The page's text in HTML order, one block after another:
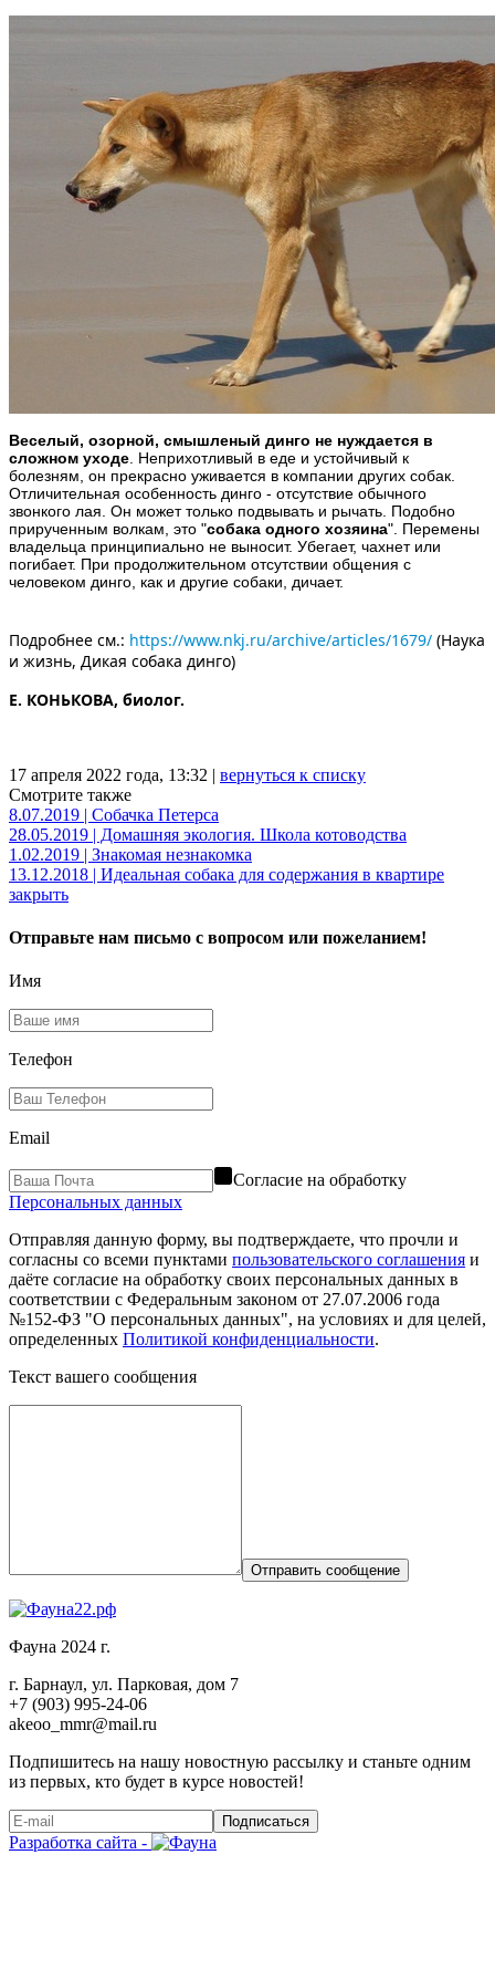
Веселый, озорной, смышленый динго не нуждается в
сложном уходе . Неприхотливый в еде и устойчивый к
болезням, он прекрасно уживается в компании других собак.
Отличительная особенность динго - отсутствие обычного
звонкого лая. Он может только подвывать и рычать. Подобно
прирученным волкам, это "собака одного хозяина". Перемены
владельца принципиально не выносит. Убегает, чахнет или
погибает. При продолжительном отсутствии общения с
человеком динго, как и другие собаки, дичает.
Подробнее см.: https://www.nkj.ru/archive/articles/1679/ (Наука
и жизнь, Дикая собака динго)
Е. КОНЬКОВА, биолог.
17 апреля 2022 года, 13:32 | вернуться к списку
Смотрите также
8.07.2019 | Собачка Петерса
28.05.2019 | Домашняя экология. Школа котоводства
1.02.2019 | Знакомая незнакомка
13.12.2018 | Идеальная собака для содержания в квартире
закрыть
Отправьте нам письмо с вопросом или пожеланием!
Имя
Телефон
Email
Согласие на обработку
Персональных данных
Отправляя данную форму, вы подтверждаете, что прочли и
согласны со всеми пунктами пользовательского соглашения и
даёте согласие на обработку своих персональных данных в
соответствии с Федеральным законом от 27.07.2006 года
№152-ФЗ "О персональных данных", на условиях и для целей,
определенных Политикой конфиденциальности.
Текст вашего сообщения
Отправить сообщение
Фауна 2024 г.
г. Барнаул, ул. Парковая, дом 7
+7 (903) 995-24-06
akeoo_mmr@mail.ru
Подпишитесь на нашу новостную рассылку и станьте одним
из первых, кто будет в курсе новостей!
Подписаться
Разработка сайта -